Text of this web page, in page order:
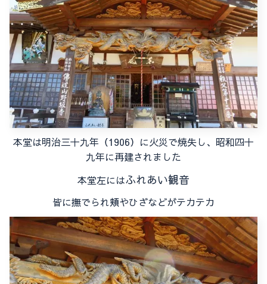
本堂は明治三十九年（1906）に火災で焼失し、昭和四十
九年に再建されました
本堂左にはふれあい観音
皆に撫でられ頬やひざなどがテカテカ